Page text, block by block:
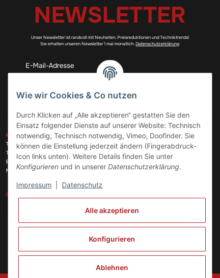
NEWSLETTER
Unser Newsletter ist randvoll mit Neuheiten, Preisreduktionen und Techniktrends!
Sie erhalten unseren Newsletter 1 mal monatlich.Datenschutzerklärung
Abonnieren
KONTAKT
Telefon:+49 (0)6074 816 08 0
Telefax:
+49 (0)6074 215 08 60
E-Mail:
info@meinhausgeraetedoc.de
Max Planck Str. 6 c, 63322 Rödermark
GESETZLICHE INFORMATIONEN
ZAHLUNGSARTEN
VERSANDARTEN
Vertrag widerrufen
Wie wir Cookies & Co nutzen
Durch Klicken auf „Alle akzeptieren“ gestatten Sie den
Einsatz folgender Dienste auf unserer Website: Technisch
notwendig, Technisch notwendig, Vimeo, Doofinder. Sie
können die Einstellung jederzeit ändern (Fingerabdruck-
Icon links unten). Weitere Details finden Sie unter
Konfigurieren und in unserer Datenschutzerklärung.
Impressum Datenschutz
Alle akzeptieren
Konfigurieren
Ablehnen